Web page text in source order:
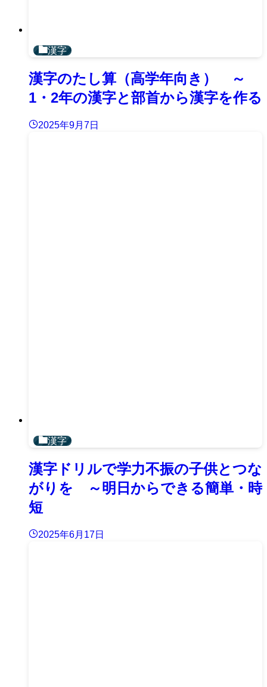
漢字
漢字のたし算（高学年向き） ～
1・2年の漢字と部首から漢字を作る
2025年9月7日
漢字
漢字ドリルで学力不振の子供とつな
がりを ～明日からできる簡単・時
短
2025年6月17日